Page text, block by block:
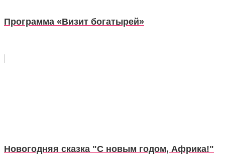
Программа «Визит богатырей»
Новогодняя сказка "С новым годом, Африка!"